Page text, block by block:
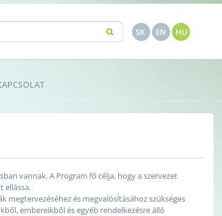
form
Search SK EN HU
vannak. A Program fő célja, hogy a szervezet
ellássa.
megtervezéséhez és megvalósításához szükséges
embereikből és egyéb rendelkezésre álló